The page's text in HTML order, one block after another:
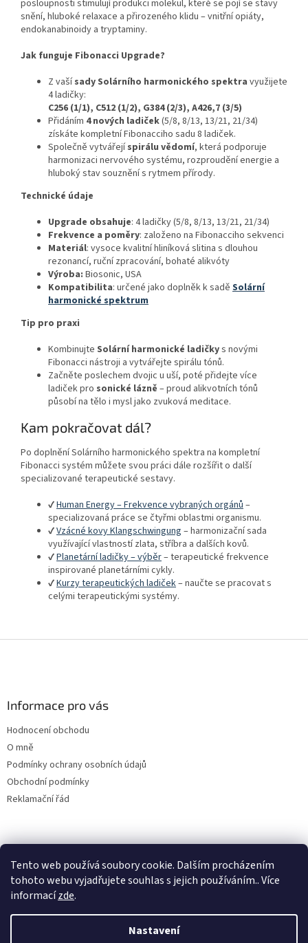
Tento web používá soubory cookie. Dalším procházením
tohoto webu vyjadřujete souhlas s jejich používáním.. Více
informacízde.
Nastavení
posloupnosti stimulují produkci molekul, které se pojí se stavy
snění, hluboké relaxace a přirozeného klidu – vnitřní opiáty,
endokanabinoidy a tryptaminy.
Jak funguje Fibonacci Upgrade?
Z vašísady Solárního harmonického spektra využijete
4 ladičky:
C256 (1/1), C512 (1/2), G384 (2/3), A426,7 (3/5)
Přidáním 4 nových ladiček(5/8, 8/13, 13/21, 21/34)
získáte kompletní Fibonacciho sadu 8 ladiček.
Společně vytvářejíspirálu vědomí, která podporuje
harmonizaci nervového systému, rozproudění energie a
hluboký stav souznění s rytmem přírody.
Technické údaje
Upgrade obsahuje: 4 ladičky (5/8, 8/13, 13/21, 21/34)
Frekvence a poměry: založeno na Fibonacciho sekvenci
Materiál: vysoce kvalitní hliníková slitina s dlouhou
rezonancí, ruční zpracování, bohaté alikvóty
Výroba: Biosonic, USA
Kompatibilita: určené jako doplněk k sadě Solární
harmonické spektrum
Tip pro praxi
Kombinujte Solární harmonické ladičkys novými
Fibonacci nástroji a vytvářejte spirálu tónů.
Začněte poslechem dvojic u uší, poté přidejte více
ladiček pro sonické lázně – proud alikvotních tónů
působí na tělo i mysl jako zvuková meditace.
Kam pokračovat dál?
Po doplnění Solárního harmonického spektra na kompletní
Fibonacci systém můžete svou práci dále rozšířit o další
specializované terapeutické sestavy.
✔Human Energy – Frekvence vybraných orgánů –
specializovaná práce se čtyřmi oblastmi organismu.
✔Vzácné kovy Klangschwingung – harmonizační sada
využívající vlastností zlata, stříbra a dalších kovů.
✔Planetární ladičky – výběr– terapeutické frekvence
inspirované planetárními cykly.
✔Kurzy terapeutických ladiček– naučte se pracovat s
celými terapeutickými systémy.
Informace pro vás
Hodnocení obchodu
O mně
Podmínky ochrany osobních údajů
Obchodní podmínky
Reklamační řád